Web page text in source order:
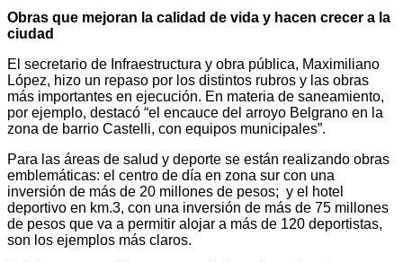
Obras que mejoran la calidad de vida y hacen crecer a la
ciudad
El secretario de Infraestructura y obra pública, Maximiliano
López, hizo un repaso por los distintos rubros y las obras
más importantes en ejecución. En materia de saneamiento,
por ejemplo, destacó “el encauce del arroyo Belgrano en la
zona de barrio Castelli, con equipos municipales”.
Para las áreas de salud y deporte se están realizando obras
emblemáticas: el centro de día en zona sur con una
inversión de más de 20 millones de pesos; y el hotel
deportivo en km.3, con una inversión de más de 75 millones
de pesos que va a permitir alojar a más de 120 deportistas,
son los ejemplos más claros.